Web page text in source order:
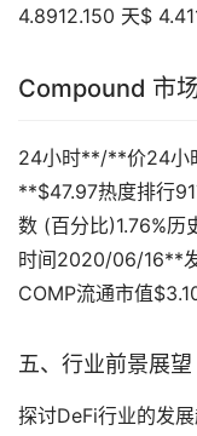
4.8912.150 天$
Compound 市
24小时**/**价24小
**$47.97热度排行
数 (百分比)1.76%
时间2020/06/16**
COMP流通市值
五、行业前景展望
探讨DeFi行业的发